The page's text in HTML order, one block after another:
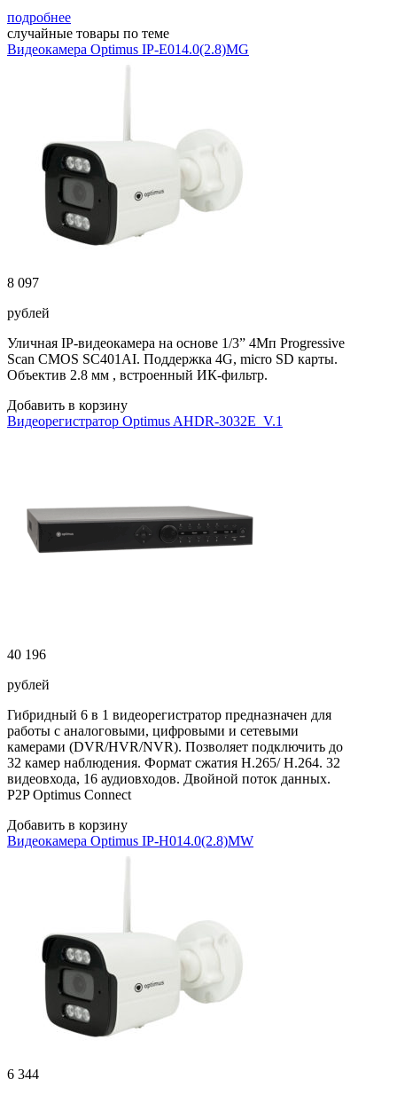
подробнее
случайные товары по теме
Видеокамера Optimus IP-E014.0(2.8)MG
8 097
рублей
Уличная IP-видеокамера на основе 1/3” 4Мп Progressive
Scan CMOS SC401AI. Поддержка 4G, micro SD карты.
Объектив 2.8 мм , встроенный ИК-фильтр.
Добавить в корзину
Видеорегистратор Optimus AHDR-3032E_V.1
40 196
рублей
Гибридный 6 в 1 видеорегистратор предназначен для
работы с аналоговыми, цифровыми и сетевыми
камерами (DVR/HVR/NVR). Позволяет подключить до
32 камер наблюдения. Формат сжатия H.265/ H.264. 32
видеовхода, 16 аудиовходов. Двойной поток данных.
P2P Optimus Connect
Добавить в корзину
Видеокамера Optimus IP-H014.0(2.8)MW
6 344